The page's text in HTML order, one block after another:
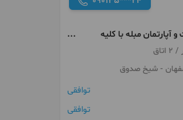
آپارتمان مبله با کلیه
- شیخ صدوق
توافقی
توافقی